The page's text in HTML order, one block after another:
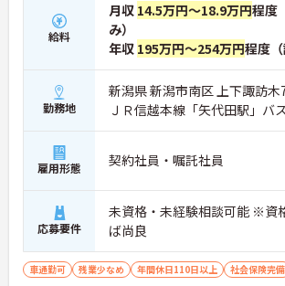
給料
月収 14.5万円～18.9万円程度
み）
年収 195万円～254万円程度（
勤務地
新潟県 新潟市南区 上下諏訪
ＪＲ信越本線「矢代田駅」バ
雇用形態 契約社員・嘱託社員
応募要件
未資格・未経験相談可能 ※資
ば尚良
車通勤可 残業少なめ 年間休日110日以上 社会保険完備